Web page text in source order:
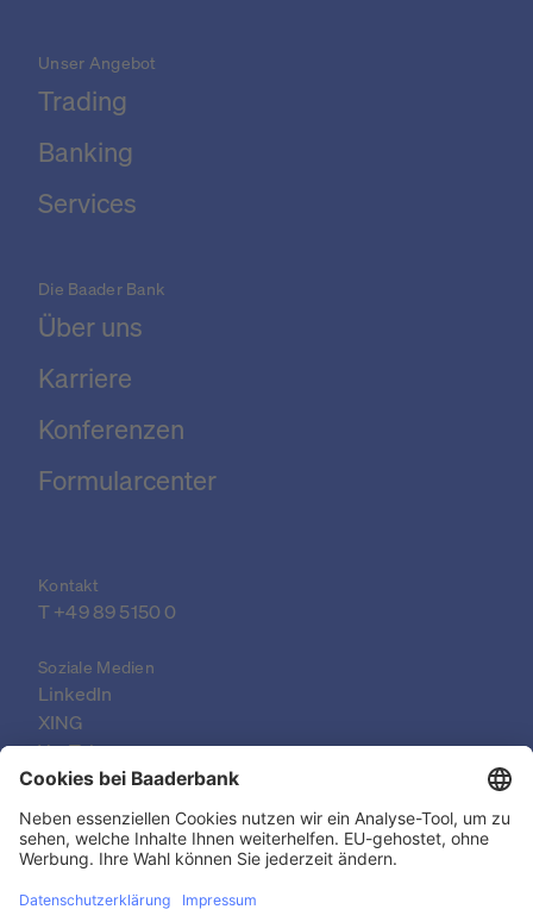
Unser Angebot
Trading
Banking
Services
Die Baader Bank
Über uns
Karriere
Konferenzen
Formularcenter
Kontakt
T +49 89 5150 0
Soziale Medien
LinkedIn
XING
YouTube
© 2026 Baader Bank AG